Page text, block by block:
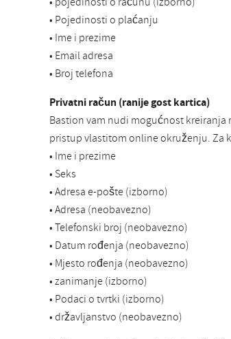
• Pojedinosti o plaćanju
• Ime i prezime
• Email adresa
• Broj telefona
Privatni račun (ranije gost kartica)
Bastion vam nudi mogućnost
pristup vlastitom online okruženju. Za
• Ime i prezime
• Seks
• Adresa e-pošte (izborno)
• Adresa (neobavezno)
• Telefonski broj (neobavezno)
• Datum rođenja (neobavezno)
• Mjesto rođenja (neobavezno)
• zanimanje (izborno)
• Podaci o tvrtki (izborno)
• državljanstvo (neobavezno)